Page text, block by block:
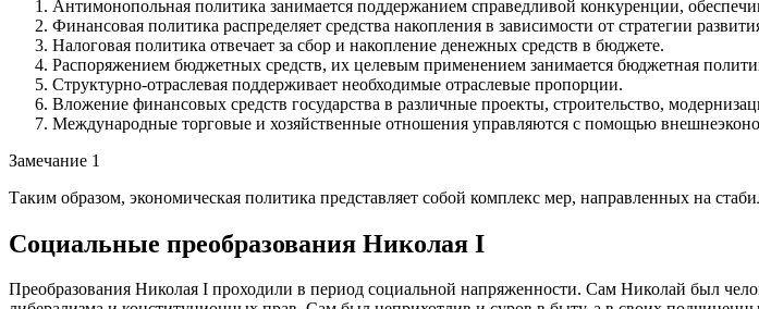
Антимонопольная политика занимается поддержанием справедливой конкуренции,
Финансовая политика распределяет средства накопления в зависимости от стратегии
Налоговая политика отвечает за сбор и накопление денежных средств в бюджете.
Распоряжением бюджетных средств, их целевым применением занимается бюджетная
Структурно-отраслевая поддерживает необходимые отраслевые пропорции.
Вложение финансовых средств государства в различные проекты, строительство,
Международные торговые и хозяйственные отношения управляются с помощью
Замечание 1
Таким образом, экономическая политика представляет собой комплекс мер, направленных на
Социальные преобразования Николая I
Преобразования Николая I проходили в период социальной напряженности. Сам Николай был